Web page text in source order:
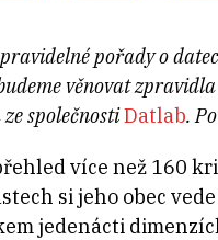
pořady o
věnovat
společnostiDatlab.
více než 160
si jeho obec
jedenácti